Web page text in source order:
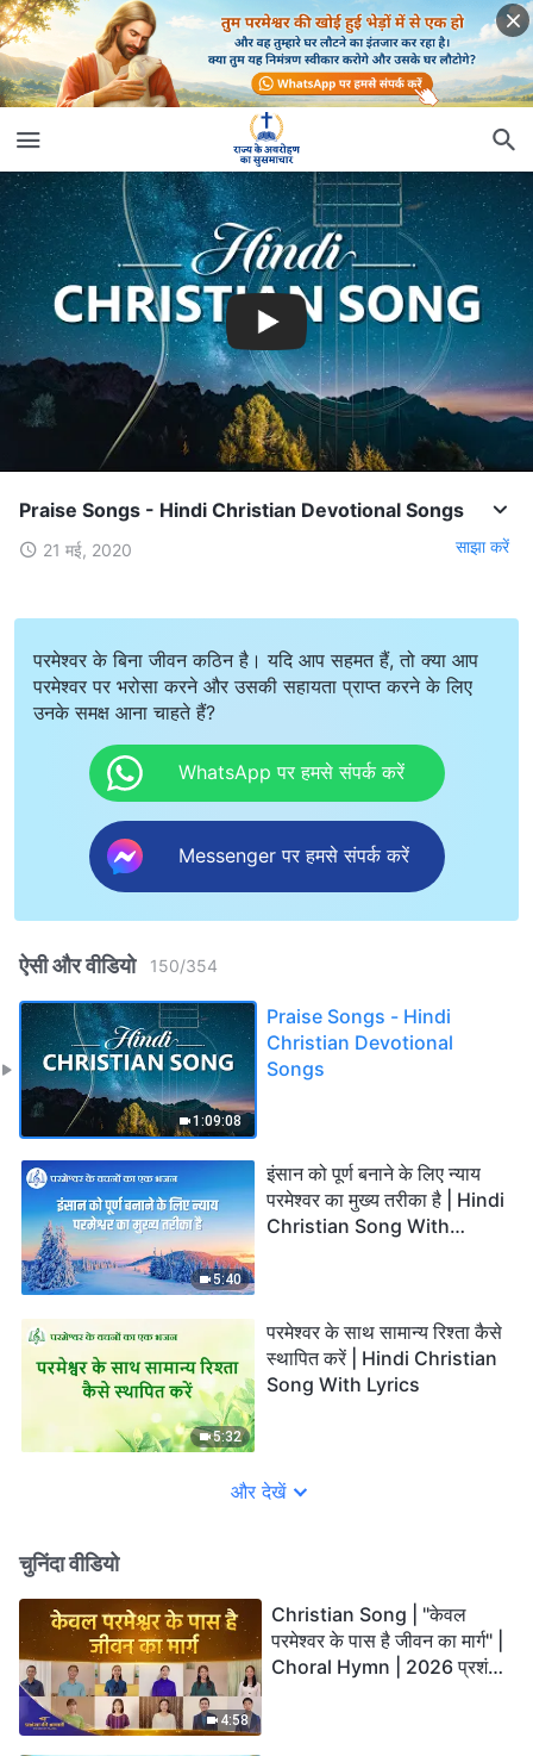
Praise Songs - Hindi Christian Devotional Songs
21 मई, 2020 साझा करें
परमेश्वर के बिना जीवन कठिन है। यदि आप सहमत हैं, तो क्या आप
परमेश्वर पर भरोसा करने और उसकी सहायता प्राप्त करने के लिए
उनके समक्ष आना चाहते हैं?
WhatsApp पर हमसे संपर्क करें
Messenger पर हमसे संपर्क करें
ऐसी और वीडियो 150/354
1:09:08
Praise Songs - Hindi
Christian Devotional
Songs
5:40
इंसान को पूर्ण बनाने के लिए न्याय
परमेश्वर का मुख्य तरीका है | Hindi
Christian Song With
5:32
परमेश्वर के साथ सामान्य रिश्ता कैसे
स्थापित करें | Hindi Christian
Song With Lyrics
और देखें
चुनिंदा वीडियो
4:58
Christian Song | "केवल
परमेश्वर के पास है जीवन का मार्ग" |
Choral Hymn | 2026 प्रशंसा